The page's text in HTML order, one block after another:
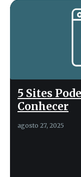
5 Sites
Conhecer
agosto 27, 2025